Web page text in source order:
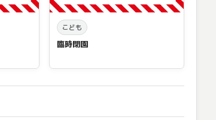
こども
臨時閉園